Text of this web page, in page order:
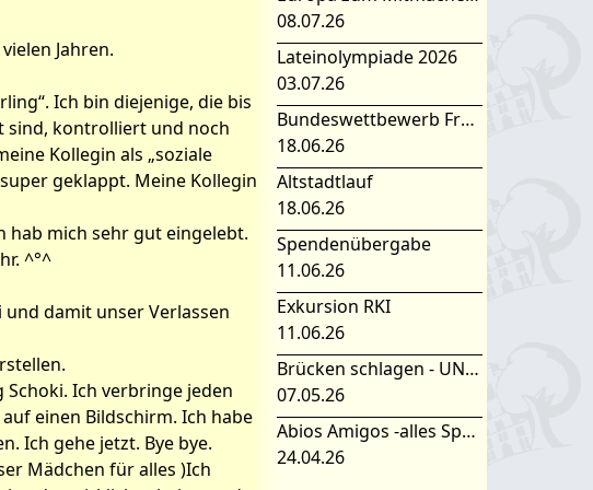
Jahren.
Ich bin diejenige, die bis
sind, kontrolliert und noch
Kollegin als „soziale
geklappt. Meine Kollegin
hab mich sehr gut eingelebt.
^°^
damit unser Verlassen
Schoki. Ich verbringe jeden
einen Bildschirm. Ich habe
Ich gehe jetzt. Bye bye.
Mädchen für alles )Ich
08.07.26
Lateinolympiade 2026
03.07.26
Bundeswettbewerb Fremdsprachen
18.06.26
Altstadtlauf
18.06.26
Spendenübergabe
11.06.26
Exkursion RKI
11.06.26
Brücken schlagen - UNESCO Projekttag 2026
07.05.26
Abios Amigos -alles Spanisch oder was
24.04.26